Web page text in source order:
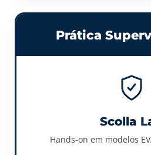
Prática
Scolla
Hands-on em modelos